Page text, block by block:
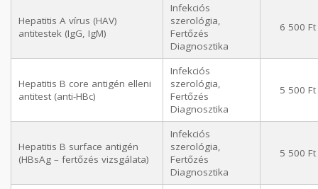
Hepatitis A vírus (HAV)
antitestek (IgG, IgM)
Infekciós
szerológia,
Fertőzés
Diagnosztika
6 500 Ft
Hepatitis B core antigén elleni
antitest (anti-HBc)
Infekciós
szerológia,
Fertőzés
Diagnosztika
5 500 Ft
Hepatitis B surface antigén
(HBsAg – fertőzés vizsgálata)
Infekciós
szerológia,
Fertőzés
Diagnosztika
5 500 Ft